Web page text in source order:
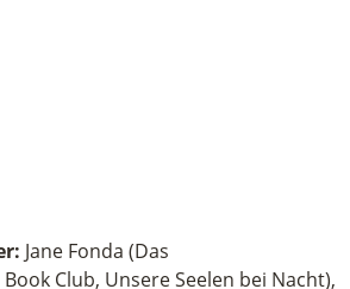
Jane Fonda (Das
Club, Unsere Seelen bei Nacht),